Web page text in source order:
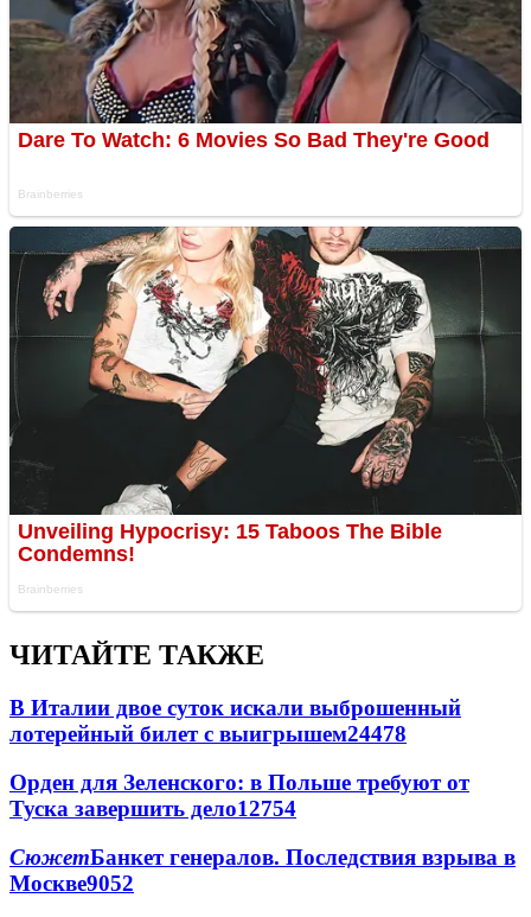
ЧИТАЙТЕ ТАКЖЕ
В Италии двое суток искали выброшенный
лотерейный билет с выигрышем24478
Орден для Зеленского: в Польше требуют от
Туска завершить дело12754
СюжетБанкет генералов. Последствия взрыва в
Москве9052